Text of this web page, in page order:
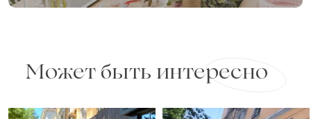
Может быть интересно